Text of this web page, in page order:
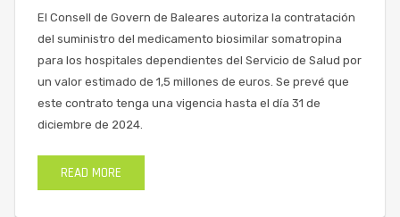
El Consell de Govern de Baleares autoriza la contratación
del suministro del medicamento biosimilar somatropina
para los hospitales dependientes del Servicio de Salud por
un valor estimado de 1,5 millones de euros. Se prevé que
este contrato tenga una vigencia hasta el día 31 de
diciembre de 2024.
READ MORE